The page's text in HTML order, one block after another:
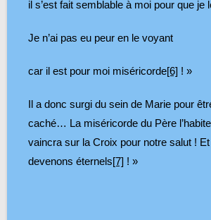
il s’est fait semblable à moi pour que je
Je n’ai pas eu peur en le voyant
car il est pour moi miséricorde[6] ! »
Il a donc surgi du sein de Marie pour
caché… La miséricorde du Père
vaincra sur la Croix pour notre salut !
devenons éternels[7] ! »